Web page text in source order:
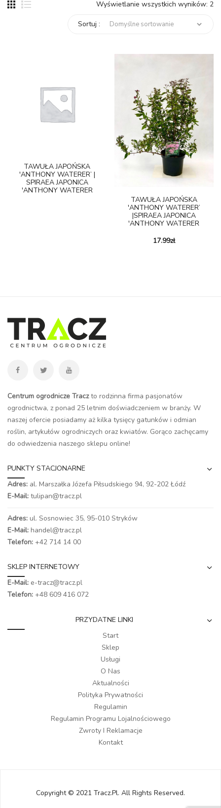
Wyświetlanie wszystkich wyników: 2
Sortuj :
TAWUŁA JAPOŃSKA
'ANTHONY WATERER’ |
SPIRAEA JAPONICA
'ANTHONY WATERER
TAWUŁA JAPOŃSKA
'ANTHONY WATERER’
|SPIRAEA JAPONICA
'ANTHONY WATERER
17.99zł
Centrum ogrodnicze Traczto rodzinna firma pasjonatów
ogrodnictwa, z ponad 25 letnim doświadczeniem w branży. W
naszej ofercie posiadamy aż kilka tysięcy gatunków i odmian
roślin, artykułów ogrodniczych oraz kwiatów. Gorąco zachęcamy
do odwiedzenia naszego sklepu online!
PUNKTY STACJONARNE
Adres: al. Marszałka Józefa Piłsudskiego 94, 92-202 Łódź
E-Mail: tulipan@tracz.pl
Adres: ul. Sosnowiec 35, 95-010 Stryków
E-Mail: handel@tracz.pl
Telefon: +42 714 14 00
SKLEP INTERNETOWY
E-Mail: e-tracz@tracz.pl
Telefon: +48 609 416 072
PRZYDATNE LINKI
Start
Sklep
Usługi
O Nas
Aktualności
Polityka Prywatności
Regulamin
Regulamin Programu Lojalnościowego
Zwroty I Reklamacje
Kontakt
Copyright © 2021 Tracz.pl. All Rights Reserved.